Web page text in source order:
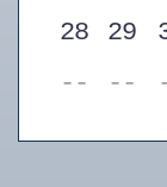
28
29
--
--